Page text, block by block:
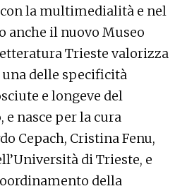
la multimedialità e nel
anche il nuovo Museo
Trieste valorizza
delle specificità
e longeve del
nasce per la cura
Cepach, Cristina Fenu,
di Trieste, e
della